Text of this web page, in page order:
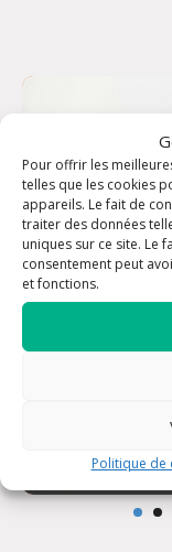
Pour offrir les
telles que les cookies
appareils. Le fait de
traiter des données
uniques sur ce site. Le
consentement peut
et fonctions.
Politique de
Messe de